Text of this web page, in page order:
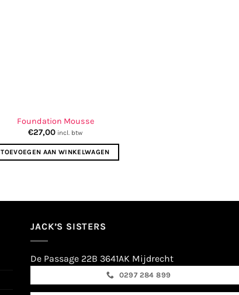
Foundation Mousse
€27,00 incl. btw
TOEVOEGEN AAN WINKELWAGEN
JACK’S SISTERS
De Passage 22B 3641AK Mijdrecht
0297 284 899